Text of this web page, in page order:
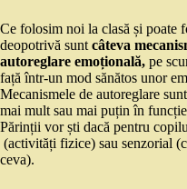
Ce folosim noi la clasă și poate
deopotrivă sunt câteva
autoreglare emoțională, pe
față într-un mod sănătos unor
Mecanismele de autoreglare
mai mult sau mai puțin în
Părinții vor ști dacă pentru
(activități fizice) sau senzorial
ceva).